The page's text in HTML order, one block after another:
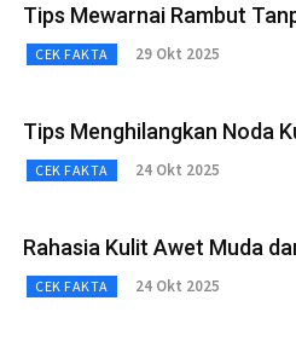
Tips Mewarnai Rambut
CEK FAKTA 29 Okt 2025
Tips Menghilangkan Noda
CEK FAKTA 24 Okt 2025
Rahasia Kulit Awet Muda
CEK FAKTA 24 Okt 2025